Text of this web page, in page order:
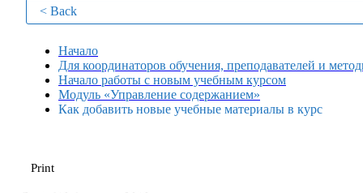
< Back
Начало
Для координаторов обучения, преподавателей и
Начало работы с новым учебным курсом
Модуль «Управление содержанием»
Как добавить новые учебные материалы в курс
Print